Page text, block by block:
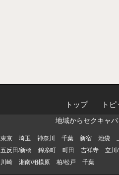
トップ ト
地域からセクキャ
東京 埼玉 神奈川 千葉 新宿 池袋
五反田/新橋
錦糸町 町田 吉祥寺 立川
川崎
湘南/相模原 柏/松戸 千葉